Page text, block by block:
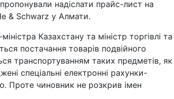
надіслати прайс-лист на
& Schwarz у Алмати.
Казахстану та міністр торгівлі та
постачання товарів подвійного
транспортуванням таких предметів, як
спеціальні електронні рахунки-
Проте чиновник не розкрив імен